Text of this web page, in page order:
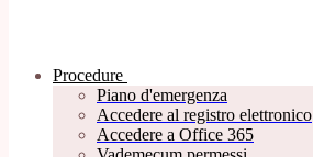
Procedure
Piano d'emergenza
Accedere al registro elettronico
Accedere a Office 365